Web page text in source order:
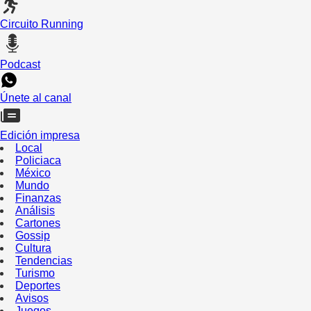
Circuito Running
Podcast
Únete al canal
Edición impresa
Local
Policiaca
México
Mundo
Finanzas
Análisis
Cartones
Gossip
Cultura
Tendencias
Turismo
Deportes
Avisos